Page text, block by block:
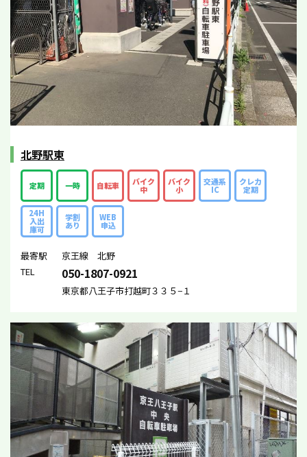
北野駅東
定期 一時 自転車 バイク
中
バイク
小
交通系
IC
クレカ
定期
24H
入出
庫可
学割
あり
WEB
申込
最寄駅
京王線 北野
TEL
050-1807-0921
東京都八王子市打越町３３５−１